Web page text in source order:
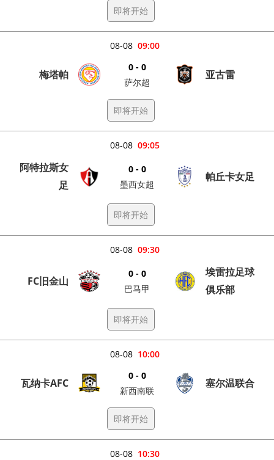
即将开始
09:00
08-08
梅塔帕
0 - 0
萨尔超
亚古雷
即将开始
09:05
08-08
阿特拉斯女
足
0 - 0
墨西女超
帕丘卡女足
即将开始
09:30
08-08
FC旧金山
0 - 0
巴马甲
埃雷拉足球
俱乐部
即将开始
10:00
08-08
瓦纳卡AFC
0 - 0
新西南联
塞尔温联合
即将开始
10:30
08-08